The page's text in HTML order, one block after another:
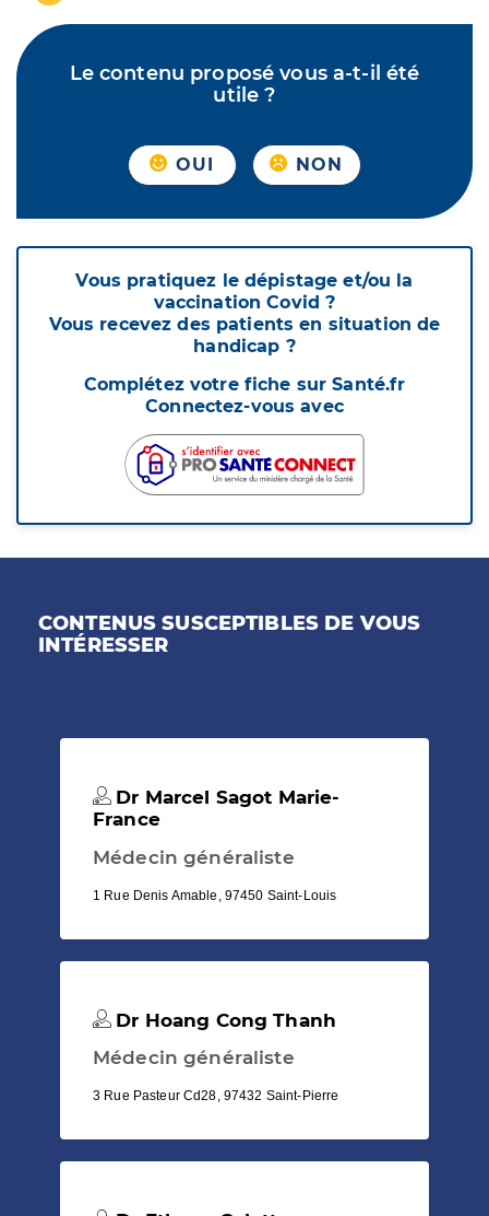
Le contenu proposé vous a-t-il été
utile ?
OUI NON
Vous pratiquez le dépistage et/ou la
vaccination Covid ?
Vous recevez des patients en situation de
handicap ?
Complétez votre fiche sur Santé.fr
Connectez-vous avec
CONTENUS SUSCEPTIBLES DE VOUS
INTÉRESSER
Dr Marcel Sagot Marie-
France
Médecin généraliste
1 Rue Denis Amable, 97450 Saint-Louis
Dr Hoang Cong Thanh
Médecin généraliste
3 Rue Pasteur Cd28, 97432 Saint-Pierre